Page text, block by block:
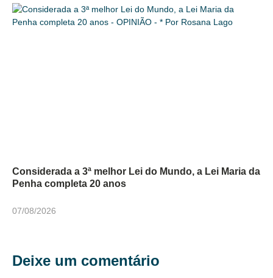
Considerada a 3ª melhor Lei do Mundo, a Lei Maria da
Penha completa 20 anos
07/08/2026
Deixe um comentário